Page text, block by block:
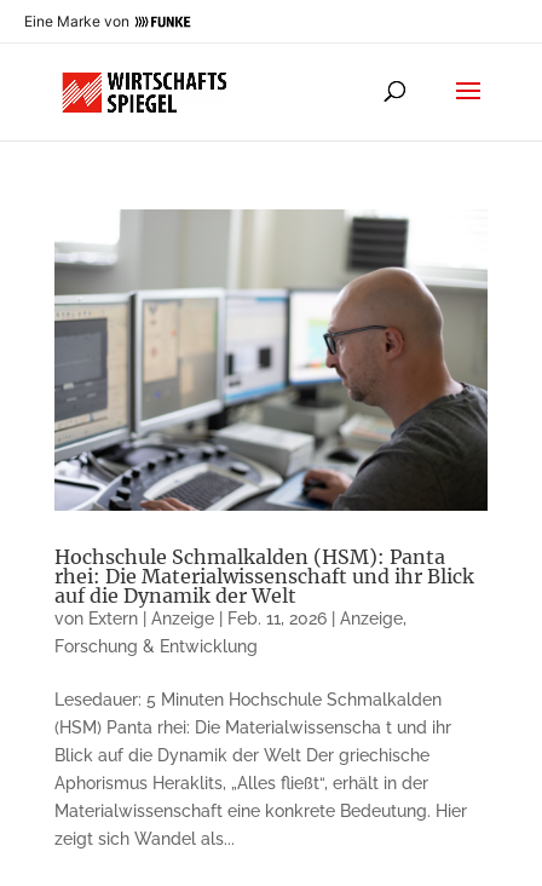
Eine Marke von
Hochschule Schmalkalden (HSM): Panta
rhei: Die Materialwissenschaft und ihr Blick
auf die Dynamik der Welt
von Extern | Anzeige| Feb. 11, 2026| Anzeige,
Forschung & Entwicklung
Lesedauer: 5 Minuten Hochschule Schmalkalden
(HSM) Panta rhei: Die Materialwissenscha t und ihr
Blick auf die Dynamik der Welt Der griechische
Aphorismus Heraklits, „Alles fließt“, erhält in der
Materialwissenschaft eine konkrete Bedeutung. Hier
zeigt sich Wandel als...